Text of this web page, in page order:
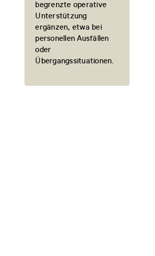
begrenzte operative
Unterstützung
ergänzen, etwa bei
personellen Ausfällen
oder
Übergangssituationen.